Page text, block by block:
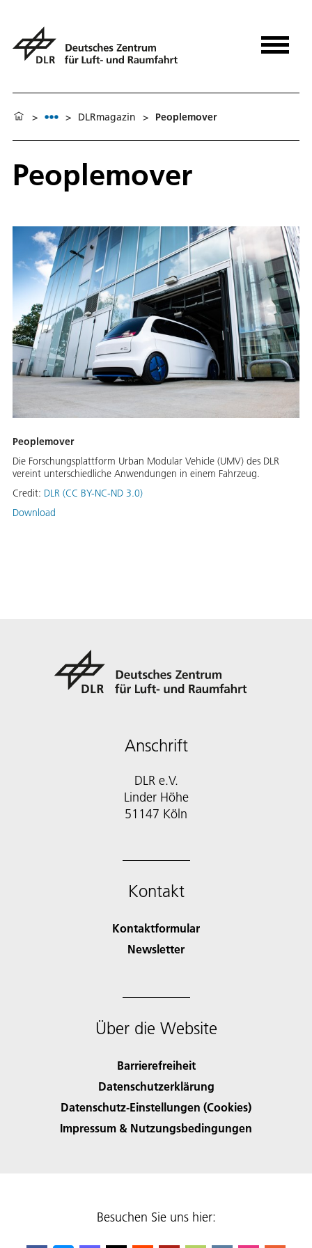
> > DLRmagazin > Peoplemover
Peoplemover
Peoplemover
Die Forschungsplattform Urban Modular Vehicle (UMV) des DLR
vereint unterschiedliche Anwendungen in einem Fahrzeug.
Credit: DLR (CC BY-NC-ND 3.0)
Download
Anschrift
DLR e.V.
Linder Höhe
51147 Köln
Kontakt
Kontaktformular
Newsletter
Über die Website
Barrierefreiheit
Datenschutzerklärung
Datenschutz-Einstellungen (Cookies)
Impressum & Nutzungsbedingungen
Besuchen Sie uns hier: